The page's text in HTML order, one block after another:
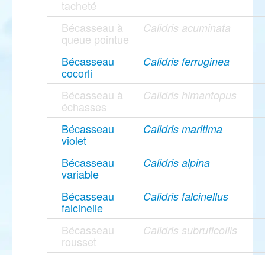
tacheté
Bécasseau à
queue pointue
Calidris acuminata
Bécasseau
cocorli
Calidris ferruginea
Bécasseau à
échasses
Calidris himantopus
Bécasseau
violet
Calidris maritima
Bécasseau
variable
Calidris alpina
Bécasseau
falcinelle
Calidris falcinellus
Bécasseau
rousset
Calidris subruficollis